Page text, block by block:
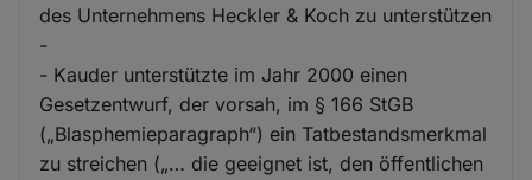
des Unternehmens Heckler & Koch zu unterstützen
-
- Kauder unterstützte im Jahr 2000 einen
Gesetzentwurf, der vorsah, im § 166 StGB
(„Blasphemieparagraph“) ein Tatbestandsmerkmal
zu streichen („… die geeignet ist, den öffentlichen